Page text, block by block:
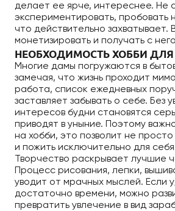
делает ее ярче, интереснее. Не
экспериментировать, пробовать
что действительно захватывает.
монетизировать и получать с
НЕОБХОДИМОСТЬ ХОББИ
Многие дамы погружаются в
замечая, что жизнь проходит
работа, список ежедневных
заставляет забывать о себе. Без
интересов будни становятся
приводят в уныние. Поэтому
на хобби, это позволит не
и пожить исключительно для
Творчество раскрывает лучшие
Процесс рисования, лепки,
уводит от мрачных мыслей. Если
достаточно времени, можно
превратить увлечение в вид